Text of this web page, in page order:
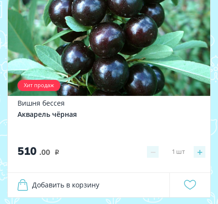
Хит продаж
Вишня бессея
Акварель чёрная
510 .00 i − +
1 шт
Добавить в корзину